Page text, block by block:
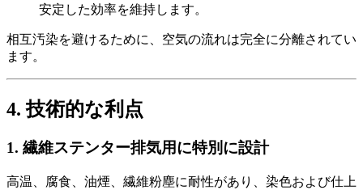
安定した効率を維持します。
相互汚染を避けるために、空気の流れは完全に分離されてい
ます。
4. 技術的な利点
1. 繊維ステンター排気用に特別に設計
高温、腐食、油煙、繊維粉塵に耐性があり、染色および仕上